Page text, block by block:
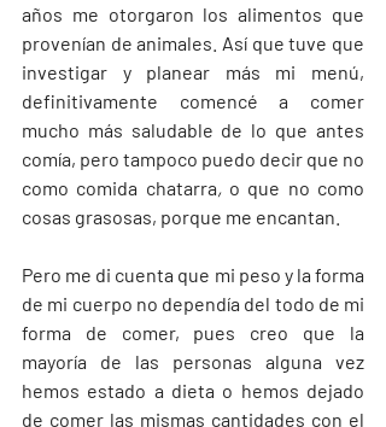
años me otorgaron los alimentos que
provenían de animales. Así que tuve que
investigar y planear más mi menú,
definitivamente comencé a comer
mucho más saludable de lo que antes
comía, pero tampoco puedo decir que no
como comida chatarra, o que no como
cosas grasosas, porque me encantan.
Pero me di cuenta que mi peso y la forma
de mi cuerpo no dependía del todo de mi
forma de comer, pues creo que la
mayoría de las personas alguna vez
hemos estado a dieta o hemos dejado
de comer las mismas cantidades con el